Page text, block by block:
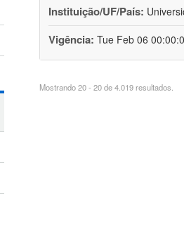
Instituição/UF/País:
Vigência: Tue Feb 06
Mostrando 20 - 20 de 4.019 resultados.